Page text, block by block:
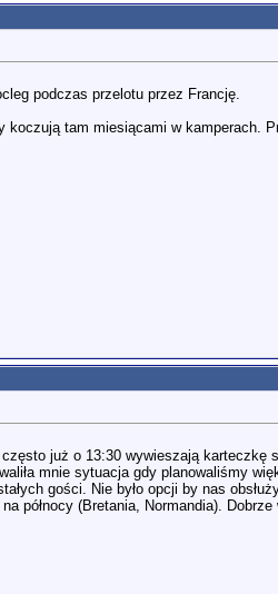
podczas przelotu przez Francję.
tam miesiącami w kamperach.
już o 13:30 wywieszają karteczkę
mnie sytuacja gdy planowaliśmy
gości. Nie było opcji by nas
północy (Bretania, Normandia).